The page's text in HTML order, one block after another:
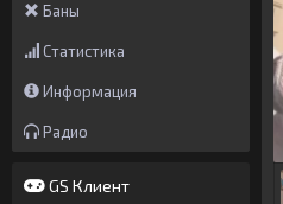
Баны
Статистика
Информация
Радио
GS Клиент